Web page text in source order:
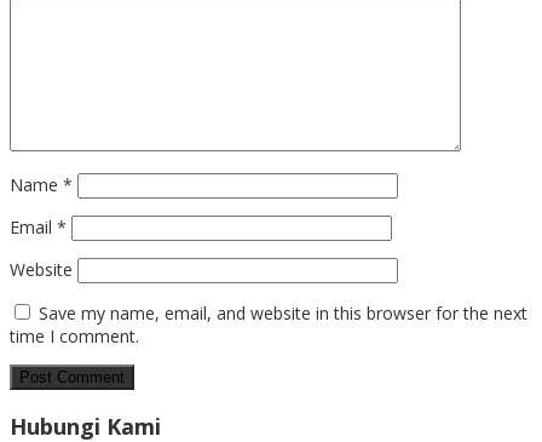
Name *
Email *
Website
Save my name, email, and website in this browser for the next
time I comment.
Hubungi Kami